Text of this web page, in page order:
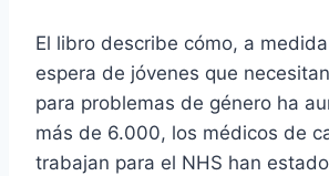
El libro describe cómo, a
espera de jóvenes que
para problemas de género ha
más de 6.000, los médicos de
trabajan para el NHS han estado